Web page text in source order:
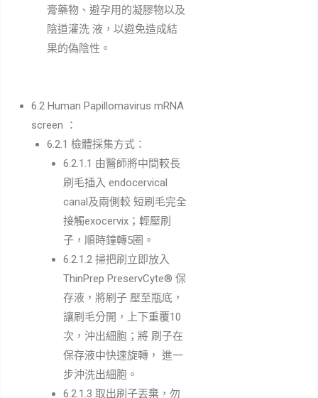
膏藥物、避孕用的凝膠物以及
陰道灌洗 液，以避免造成結
果的偽陰性。
6.2 Human Papillomavirus mRNA
screen ：
6.2.1 檢體採集方式：
6.2.1.1 由醫師將中間較長
刷毛插入 endocervical
canal及兩側較 短刷毛完全
接觸exocervix；輕壓刷
子，順時鐘轉5圈。
6.2.1.2 掃把刷立即放入
ThinPrep PreservCyte® 保
存液，將刷子 壓至瓶底，
讓刷毛分開，上下重覆10
次，沖出細胞；將 刷子在
保存液中快速旋轉， 進一
步沖洗出細胞。
6.2.1.3 取出刷子丟棄，勿